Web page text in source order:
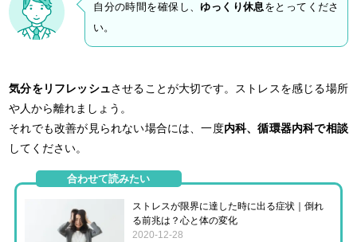
自分の時間を確保し、ゆっくり休息をとってくださ
い。
気分をリフレッシュさせることが大切です。ストレスを感じる場所
や人から離れましょう。
それでも改善が見られない場合には、一度内科、循環器内科で相談
してください。
合わせて読みたい
ストレスが限界に達した時に出る症状｜倒れ
る前兆は？心と体の変化
2020-12-28